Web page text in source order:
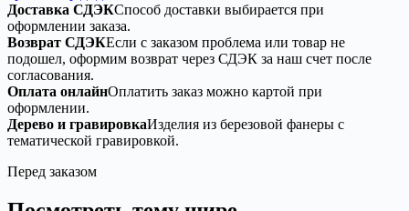
Доставка СДЭКСпособ доставки выбирается при
оформлении заказа.
Возврат СДЭКЕсли с заказом проблема или товар не
подошел, оформим возврат через СДЭК за наш счет после
согласования.
Оплата онлайнОплатить заказ можно картой при
оформлении.
Дерево и гравировкаИзделия из березовой фанеры с
тематической гравировкой.
Перед заказом